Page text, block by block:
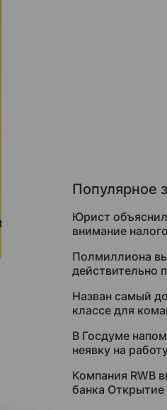
Популярное
Юрист
внимание
Полмиллиона
действительно
Назван самый
классе для
В Госдуме
неявку на
Компания RWB
банка